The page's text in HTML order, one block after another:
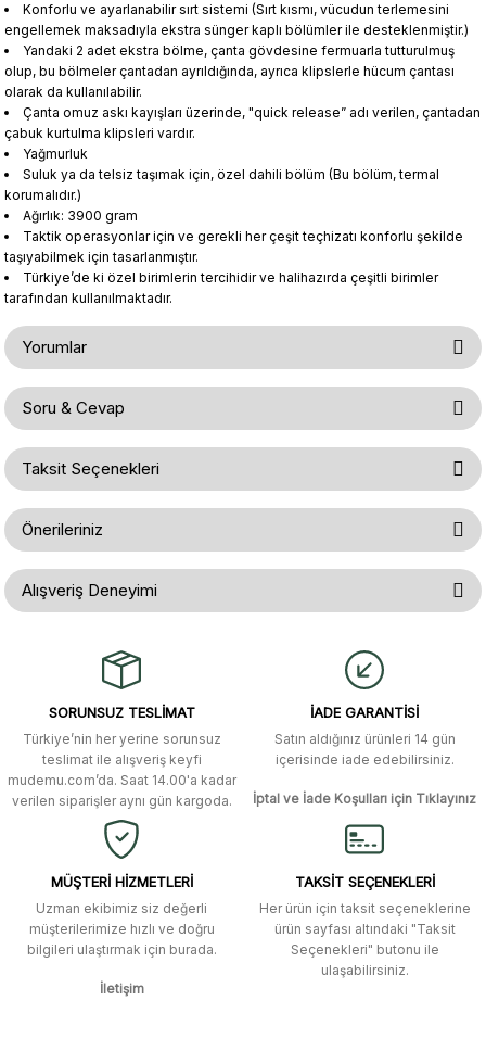
Konforlu ve ayarlanabilir sırt sistemi (Sırt kısmı, vücudun terlemesini
engellemek maksadıyla ekstra sünger kaplı bölümler ile desteklenmiştir.)
Yandaki 2 adet ekstra bölme, çanta gövdesine fermuarla tutturulmuş
olup, bu bölmeler çantadan ayrıldığında, ayrıca klipslerle hücum çantası
olarak da kullanılabilir.
Çanta omuz askı kayışları üzerinde, "quick release” adı verilen, çantadan
çabuk kurtulma klipsleri vardır.
Yağmurluk
Suluk ya da telsiz taşımak için, özel dahili bölüm (Bu bölüm, termal
korumalıdır.)
Ağırlık: 3900 gram
Taktik operasyonlar için ve gerekli her çeşit teçhizatı konforlu şekilde
taşıyabilmek için tasarlanmıştır.
Türkiye’de ki özel birimlerin tercihidir ve halihazırda çeşitli birimler
tarafından kullanılmaktadır.
Yorumlar
Bu ürüne ilk yorumu siz yapın!
Yorum Yaz
Soru & Cevap
Ürün hakkında henüz soru sorulmamış.
Soru Sor
Taksit Seçenekleri
Önerileriniz
Bu ürünün fiyat bilgisi, resim, ürün açıklamalarında ve diğer konularda
yetersiz gördüğünüz noktaları öneri formunu kullanarak tarafımıza
iletebilirsiniz.
Ürün resmi kalitesiz, bozuk veya görüntülenemiyor.
Ürün bilgilerinde hatalar bulunuyor.
Ürün fiyatı diğer sitelerden daha pahalı.
Bu ürüne benzer farklı alternatifler olmalı.
Alışveriş Deneyimi
alışverişti. Ürün bir gün sonra elime
ulaştı. Mağaza yetkilileri oldukça
yanıt aldım ve çözüm buldum.
Murat Duman | 17/03/2026
Site güvenilir ve kullanışlı, fakat
kavela ve diğer ahşap aksesuarları
menü seçeneklerinde bulunmuyor,
spesifik olarak "kavela" terimini
aratarak bulunabilir.
M... K... | 12/12/2025
Ben bu kadar hızlı bir teslimat
SORUNSUZ TESLİMAT
Türkiye’nin her yerine sorunsuz
teslimat ile alışveriş keyfi
mudemu.com’da. Saat 14.00'a kadar
verilen siparişler aynı gün kargoda.
İADE GARANTİSİ
Satın aldığınız ürünleri 14 gün
içerisinde iade edebilirsiniz.
İptal ve İade Koşulları için Tıklayınız
MÜŞTERİ HİZMETLERİ
Uzman ekibimiz siz değerli
müşterilerimize hızlı ve doğru
bilgileri ulaştırmak için burada.
İletişim
TAKSİT SEÇENEKLERİ
Her ürün için taksit seçeneklerine
ürün sayfası altındaki "Taksit
Seçenekleri" butonu ile
ulaşabilirsiniz.